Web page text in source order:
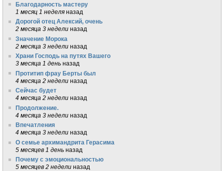
Благодарность мастеру
1 месяц 1 неделя назад
Дорогой отец Алексий, очень
2 месяца 3 недели назад
Значение Морока
2 месяца 3 недели назад
Храни Господь на путях Вашего
3 месяца 1 день назад
Протитип фрау Берты был
4 месяца 2 недели назад
Сейчас будет
4 месяца 2 недели назад
Продолжение.
4 месяца 3 недели назад
Впечатления
4 месяца 3 недели назад
О семье архимандрита Герасима
5 месяцев 1 день назад
Почему с эмоциональностью
5 месяцев 2 недели назад